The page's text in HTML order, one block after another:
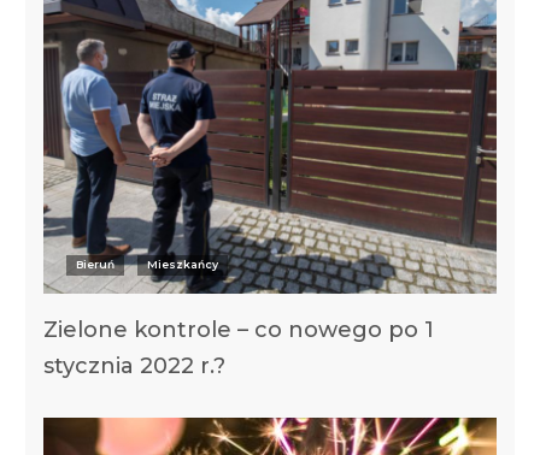
Bieruń Mieszkańcy
Zielone kontrole – co nowego po 1
stycznia 2022 r.?